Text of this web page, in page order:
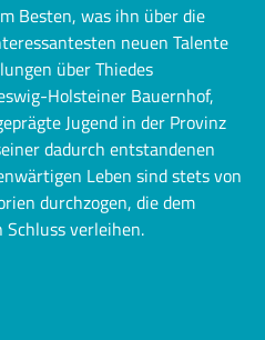
Besten, was ihn über die
neuen Talente
über Thiedes
Holsteiner Bauernhof,
Jugend in der Provinz
dadurch entstandenen
Leben sind stets von
durchzogen, die dem
Schluss verleihen.